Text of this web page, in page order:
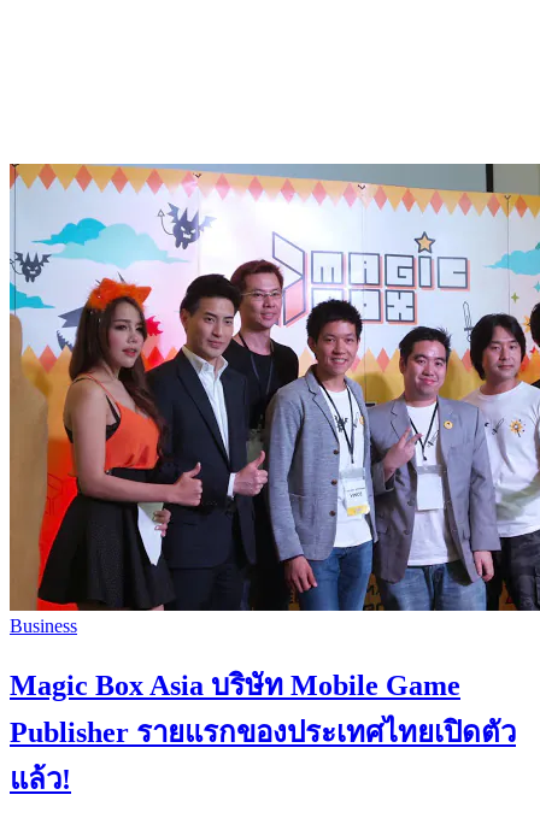
Business
Magic Box Asia บริษัท Mobile Game
Publisher รายแรกของประเทศไทยเปิดตัว
แล้ว!